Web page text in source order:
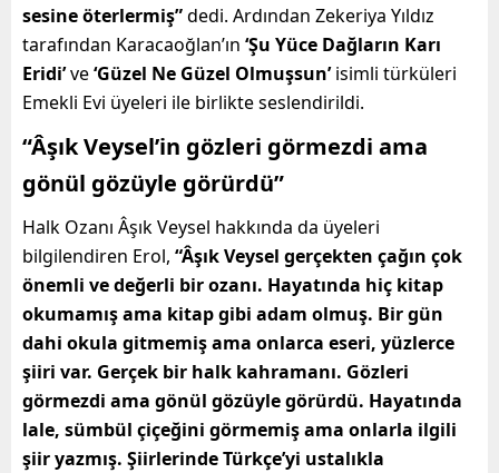
sesine öterlermiş”dedi. Ardından Zekeriya Yıldız
tarafından Karacaoğlan’ın ‘Şu Yüce Dağların Karı
Eridi’ve‘Güzel Ne Güzel Olmuşsun’isimli türküleri
Emekli Evi üyeleri ile birlikte seslendirildi.
“Âşık Veysel’in gözleri görmezdi ama
gönül gözüyle görürdü”
Halk Ozanı Âşık Veysel hakkında da üyeleri
bilgilendiren Erol, “Âşık Veysel gerçekten çağın çok
önemli ve değerli bir ozanı. Hayatında hiç kitap
okumamış ama kitap gibi adam olmuş. Bir gün
dahi okula gitmemiş ama onlarca eseri, yüzlerce
şiiri var. Gerçek bir halk kahramanı. Gözleri
görmezdi ama gönül gözüyle görürdü. Hayatında
lale, sümbül çiçeğini görmemiş ama onlarla ilgili
şiir yazmış. Şiirlerinde Türkçe’yi ustalıkla